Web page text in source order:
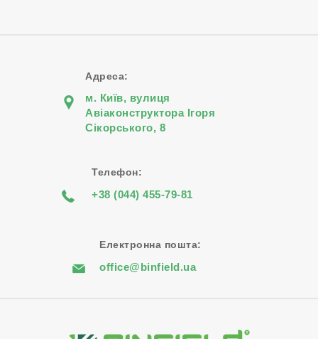
Адреса:
м. Київ, вулиця
Авіаконструктора Iгоря
Сiкорського, 8
Телефон:
+38 (044) 455-79-81
Електронна пошта:
office@binfield.ua